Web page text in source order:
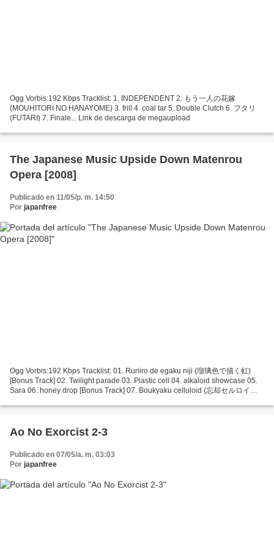
Ogg Vorbis:192 Kbps Tracklist: 1. INDEPENDENT 2. もう一人の花嫁
(MOUHITORI NO HANAYOME) 3. frill 4. coal tar 5. Double Clutch 6. フタリ
(FUTARI) 7. Finale... Link de descarga de megaupload
The Japanese Music Upside Down Matenrou
Opera [2008]
Publicado en 11/05/p. m. 14:50
Por japanfree
Ogg Vorbis:192 Kbps Tracklist: 01. Ruriiro de egaku niji (瑠璃色で描く虹)
[Bonus Track] 02. Twilight parade 03. Plastic cell 04. alkaloid showcase 05.
Sara 06. honey drop [Bonus Track] 07. Boukyaku celluloid (忘却セルロイド)
Ao No Exorcist 2-3
Publicado en 07/05/a. m. 03:03
Por japanfree